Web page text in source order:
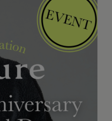
公式アプリ